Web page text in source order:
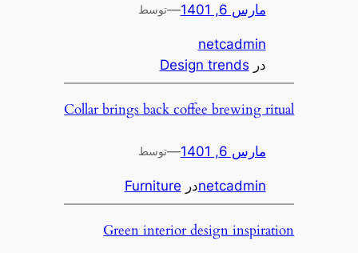
مارس 6, 1401 —توسط
netcadmin
در Design trends
Collar brings back coffee brewing ritual
مارس 6, 1401 —توسط
netcadminدر Furniture
Green interior design inspiration